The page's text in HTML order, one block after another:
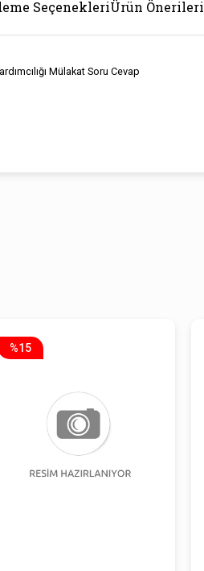
SeçenekleriÜrün Önerileri
Mülakat Soru Cevap
%15